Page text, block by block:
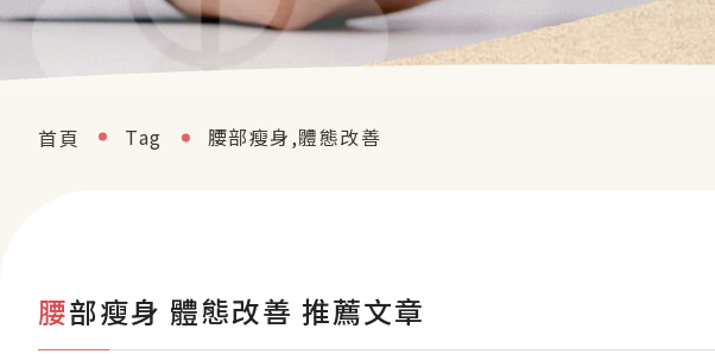
功能勃起
首頁 Tag 腰部瘦身,體態改善
腰部瘦身 體態改善 推薦文章